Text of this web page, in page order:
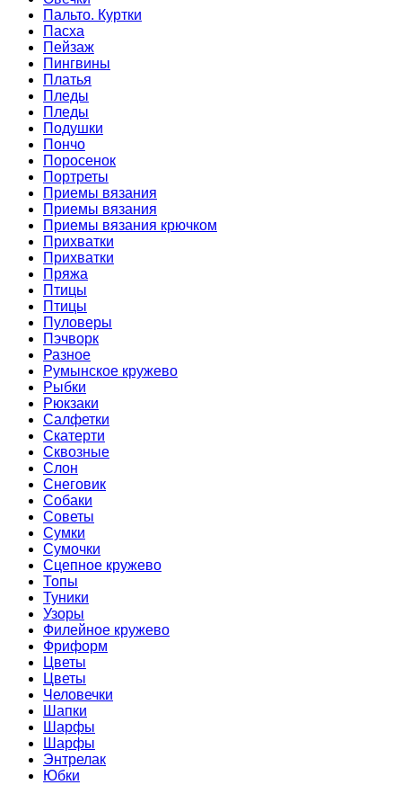
Пальто. Куртки
Пасха
Пейзаж
Пингвины
Платья
Пледы
Пледы
Подушки
Пончо
Поросенок
Портреты
Приемы вязания
Приемы вязания
Приемы вязания крючком
Прихватки
Прихватки
Пряжа
Птицы
Птицы
Пуловеры
Пэчворк
Разное
Румынское кружево
Рыбки
Рюкзаки
Салфетки
Скатерти
Сквозные
Слон
Снеговик
Собаки
Советы
Сумки
Сумочки
Сцепное кружево
Топы
Туники
Узоры
Филейное кружево
Фриформ
Цветы
Цветы
Человечки
Шапки
Шарфы
Шарфы
Энтрелак
Юбки